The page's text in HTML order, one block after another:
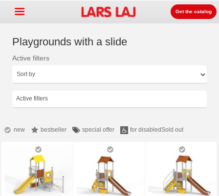
Playground equipment
Surface +
About us +
Contact
Order catalog
Get the catalog
Playgrounds with a slide
Active filters
Active filters
new bestseller special offer for disabledSold out